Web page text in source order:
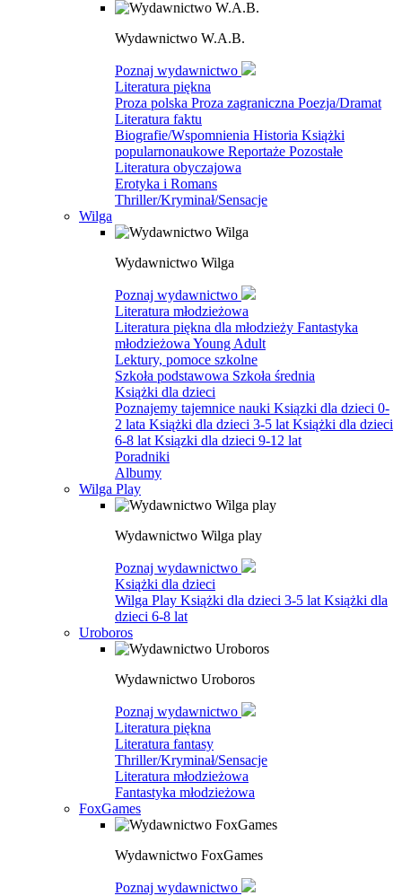
Wydawnictwo W.A.B.
Poznaj wydawnictwo
Literatura piękna
Proza polska Proza zagraniczna Poezja/Dramat
Literatura faktu
Biografie/Wspomnienia Historia Książki
popularnonaukowe Reportaże Pozostałe
Literatura obyczajowa
Erotyka i Romans
Thriller/Kryminał/Sensacje
Wilga
Wydawnictwo Wilga
Poznaj wydawnictwo
Literatura młodzieżowa
Literatura piękna dla młodzieży Fantastyka
młodzieżowa Young Adult
Lektury, pomoce szkolne
Szkoła podstawowa Szkoła średnia
Książki dla dzieci
Poznajemy tajemnice nauki Ksiązki dla dzieci 0-
2 lata Książki dla dzieci 3-5 lat Książki dla dzieci
6-8 lat Ksiązki dla dzieci 9-12 lat
Poradniki
Albumy
Wilga Play
Wydawnictwo Wilga play
Poznaj wydawnictwo
Książki dla dzieci
Wilga Play Książki dla dzieci 3-5 lat Książki dla
dzieci 6-8 lat
Uroboros
Wydawnictwo Uroboros
Poznaj wydawnictwo
Literatura piękna
Literatura fantasy
Thriller/Kryminał/Sensacje
Literatura młodzieżowa
Fantastyka młodzieżowa
FoxGames
Wydawnictwo FoxGames
Poznaj wydawnictwo